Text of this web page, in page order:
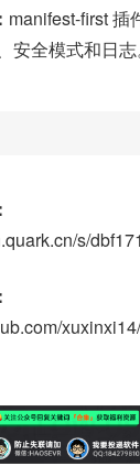
manifest-first 插
安全模式和日志
s/